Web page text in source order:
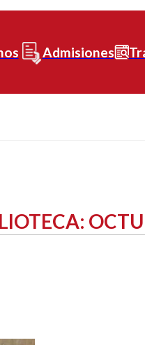
Admisiones